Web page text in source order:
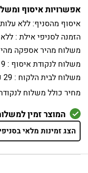
אפשרויות איסוף
איסוף מהסניף: ללא
הזמנה לסניפי אילת :
משלוח מהיר אספקה
משלוח לנקודת איסוף : 9
משלוח לבית הלקוח : 29
מחיר כולל משלוח
המוצר זמין
הצג זמינות מלאי